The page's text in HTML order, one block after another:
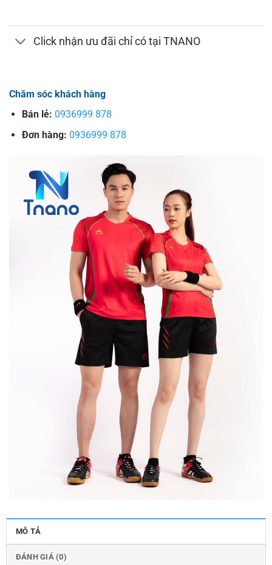
Click nhận ưu đãi chỉ có tại TNANO
Chăm sóc khách hàng
Bán lẻ: 0936999 878
Đơn hàng: 0936999 878
MÔ TẢ
ĐÁNH GIÁ (0)